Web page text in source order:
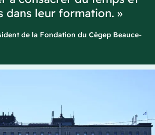
dans leur formation. »
de la Fondation du Cégep Beauce-